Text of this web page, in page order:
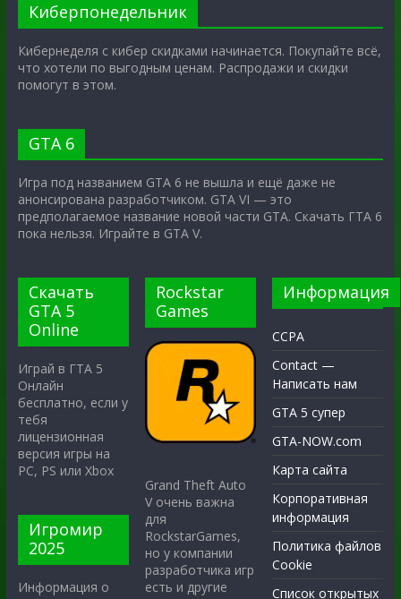
Киберпонедельник
Кибернеделя с кибер скидками начинается. Покупайте всё,
что хотели по выгодным ценам. Распродажи и скидки
помогут в этом.
GTA 6
Игра под названием GTA 6 не вышла и ещё даже не
анонсирована разработчиком. GTA VI — это
предполагаемое название новой части GTA. Скачать ГТА 6
пока нельзя. Играйте в GTA V.
Скачать
GTA 5
Online
Играй в ГТА 5
Онлайн
бесплатно, если у
тебя
лицензионная
версия игры на
PC, PS или Xbox
Игромир
2025
Информация о
Rockstar
Games
Grand Theft Auto
V очень важна
для
RockstarGames,
но у компании
разработчика игр
есть и другие
Информация
CCPA
Contact —
Написать нам
GTA 5 супер
GTA-NOW.com
Карта сайта
Корпоративная
информация
Политика файлов
Cookie
Список открытых